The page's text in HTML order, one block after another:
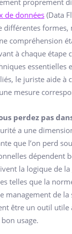
de données (Data
différentes formes,
compréhension
à chaque étape
essentielles
le juriste aide à
mesure
perdez pas
a une
que l’on perd
dépendent
la logique de la
telles que la
management de la
être un outil utile
usage.